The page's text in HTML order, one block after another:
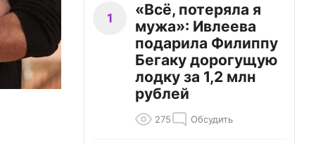
1
«Всё, потеряла я
мужа»: Ивлеева
подарила Филиппу
Бегаку дорогущую
лодку за 1,2 млн
рублей
275 Обсудить